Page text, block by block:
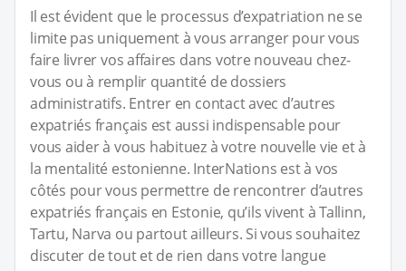
Il est évident que le processus d’expatriation ne se
limite pas uniquement à vous arranger pour vous
faire livrer vos affaires dans votre nouveau chez-
vous ou à remplir quantité de dossiers
administratifs. Entrer en contact avec d’autres
expatriés français est aussi indispensable pour
vous aider à vous habituez à votre nouvelle vie et à
la mentalité estonienne. InterNations est à vos
côtés pour vous permettre de rencontrer d’autres
expatriés français en Estonie, qu’ils vivent à Tallinn,
Tartu, Narva ou partout ailleurs. Si vous souhaitez
discuter de tout et de rien dans votre langue